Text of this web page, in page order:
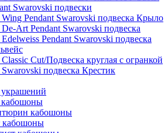
Swarovski подвески
Wing Pendant Swarovski подвеска Крыло
Art Pendant Swarovski подвеска
Pendant Swarovski подвеска
Cut/Подвеска круглая с огранкой
подвеска Крестик
кабошоны
кабошоны